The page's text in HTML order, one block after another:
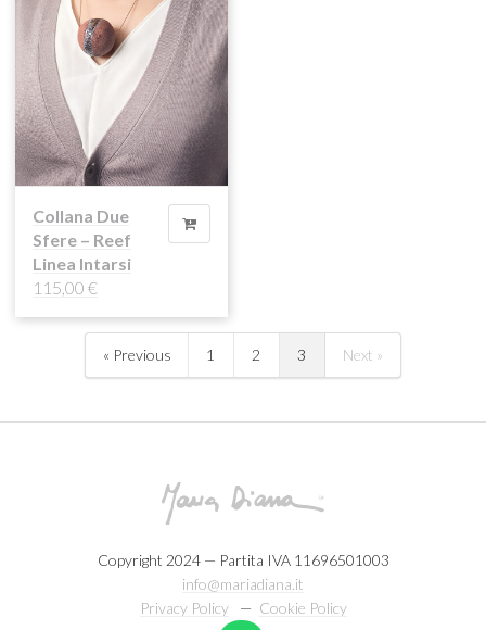
Collana Due
Sfere – Reef
Linea Intarsi
115,00 €
« Previous 1 2 3 Next »
Copyright 2024 — Partita IVA 11696501003
info@mariadiana.it
Privacy Policy
— Cookie Policy